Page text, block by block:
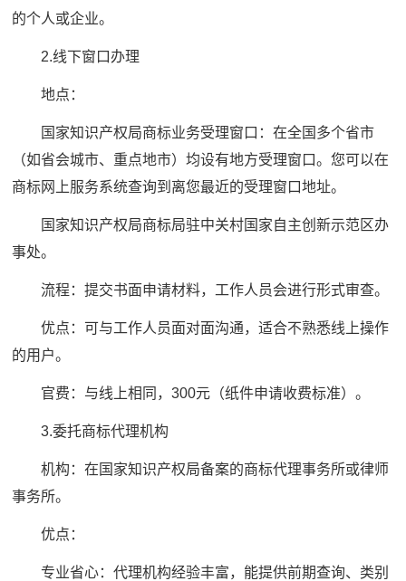
的个人或企业。
2.线下窗口办理
地点：
国家知识产权局商标业务受理窗口：在全国多个省市
（如省会城市、重点地市）均设有地方受理窗口。您可以在
商标网上服务系统查询到离您最近的受理窗口地址。
国家知识产权局商标局驻中关村国家自主创新示范区办
事处。
流程：提交书面申请材料，工作人员会进行形式审查。
优点：可与工作人员面对面沟通，适合不熟悉线上操作
的用户。
官费：与线上相同，300元（纸件申请收费标准）。
3.委托商标代理机构
机构：在国家知识产权局备案的商标代理事务所或律师
事务所。
优点：
专业省心：代理机构经验丰富，能提供前期查询、类别